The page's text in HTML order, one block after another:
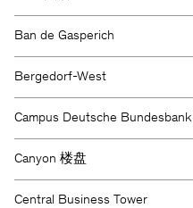
Ban de Gasperich
Bergedorf-West
Campus Deutsche Bundesbank
Canyon 楼盘
Central Business Tower